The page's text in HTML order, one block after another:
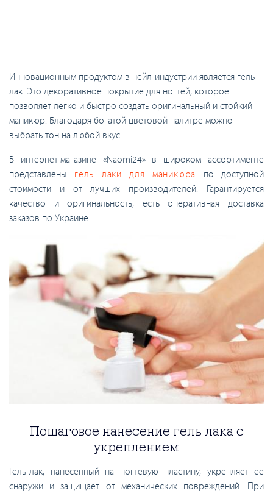
Инновационным продуктом в нейл-индустрии является гель-
лак. Это декоративное покрытие для ногтей, которое
позволяет легко и быстро создать оригинальный и стойкий
маникюр. Благодаря богатой цветовой палитре можно
выбрать тон на любой вкус.
В интернет-магазине «Naomi24» в широком ассортименте
представлены гель лаки для маникюра по доступной
стоимости и от лучших производителей. Гарантируется
качество и оригинальность, есть оперативная доставка
заказов по Украине.
Пошаговое нанесение гель лака с
укреплением
Гель-лак, нанесенный на ногтевую пластину, укрепляет ее
снаружи и защищает от механических повреждений. При